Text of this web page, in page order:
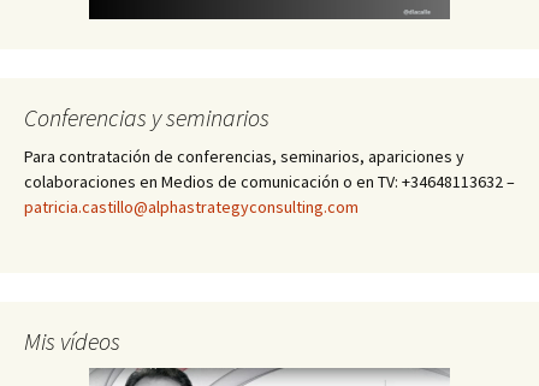
Conferencias y seminarios
Para contratación de conferencias, seminarios, apariciones y
colaboraciones en Medios de comunicación o en TV: +34648113632 –
patricia.castillo@alphastrategyconsulting.com
Mis vídeos